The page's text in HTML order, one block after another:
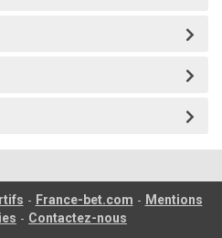
- France-bet.com - Mentions
- Contactez-nous